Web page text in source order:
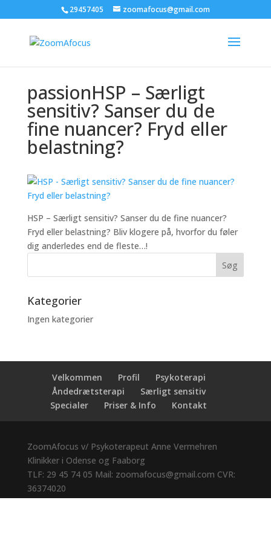
29457405 zoomafocus@gmail.com
passionHSP – Særligt
sensitiv? Sanser du de
fine nuancer? Fryd eller
belastning?
HSP – Særligt sensitiv? Sanser du de fine nuancer?
Fryd eller belastning? Bliv klogere på, hvorfor du føler
dig anderledes end de fleste…!
Kategorier
Ingen kategorier
Velkommen Profil
Psykoterapi
Åndedrætsterapi
Særligt sensitiv
Specialer
Priser & Info Kontakt
ZoomAfocus v/ Psykoterapeut Anne Vermehren
Klinikker i Odense og Faaborg
TLF: 29 45 74 05 Mail: zoomafocus@gmail.com CVR:
36374020